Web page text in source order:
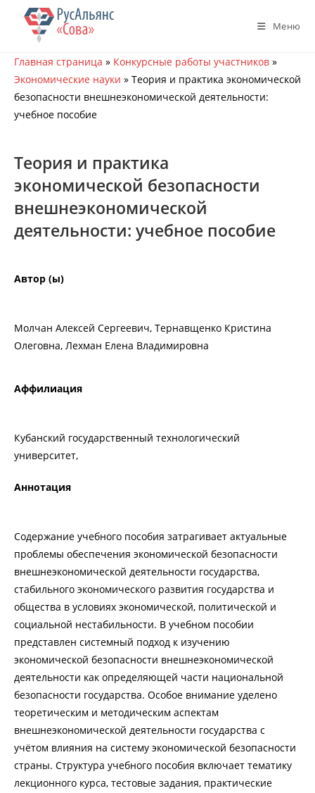
Перейти
содержимому
Меню
Главная страница » Конкурсные работы участников »
Экономические науки » Теория и практика экономической
безопасности внешнеэкономической деятельности:
учебное пособие
Теория и практика
экономической безопасности
внешнеэкономической
деятельности: учебное пособие
Автор (ы)
Молчан Алексей Сергеевич, Тернавщенко Кристина
Олеговна, Лехман Елена Владимировна
Аффилиация
Кубанский государственный технологический
университет,
Аннотация
Содержание учебного пособия затрагивает актуальные
проблемы обеспечения экономической безопасности
внешнеэкономической деятельности государства,
стабильного экономического развития государства и
общества в условиях экономической, политической и
социальной нестабильности. В учебном пособии
представлен системный подход к изучению
экономической безопасности внешнеэкономической
деятельности как определяющей части национальной
безопасности государства. Особое внимание уделено
теоретическим и методическим аспектам
внешнеэкономической деятельности государства с
учётом влияния на систему экономической безопасности
страны. Структура учебного пособия включает тематику
лекционного курса, тестовые задания, практические